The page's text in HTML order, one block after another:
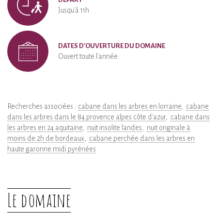
Jusqu'à 11h
DATES D'OUVERTURE DU DOMAINE
Ouvert toute l'année
Recherches associées : cabane dans les arbres en lorraine
cabane
dans les arbres dans le 84 provence alpes côte d'azur
cabane dans
les arbres en 24 aquitaine
nuit insolite landes
nuit originale à
moins de 2h de bordeaux
cabane perchée dans les arbres en
haute garonne midi pyrénées
Le domaine